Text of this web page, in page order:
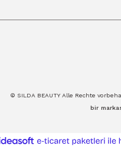
© SILDA BEAUTY Alle Rechte
bir
ideasoft
e-